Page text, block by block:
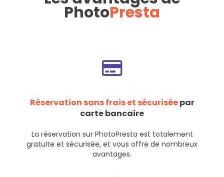
PhotoPresta
Réservation sans frais et sécuriséepar
carte bancaire
La réservation sur PhotoPresta est totalement
gratuite et sécurisée, et vous offre de nombreux
avantages.